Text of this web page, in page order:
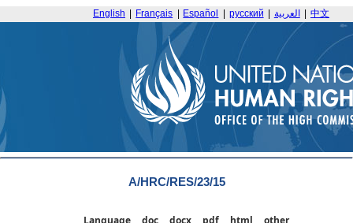
English Français Español русский العربية 中文
A/HRC/RES/23/15